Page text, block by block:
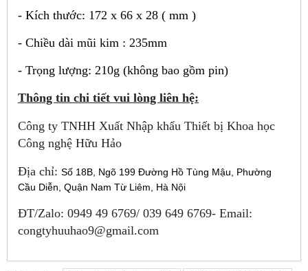
- Kích thước: 172 x 66 x 28 ( mm )
- Chiều dài mũi kim : 235mm
- Trọng lượng: 210g (không bao gồm pin)
Thông tin chi tiết vui lòng liên hệ:
Công ty TNHH Xuất Nhập khẩu Thiết bị Khoa học
Công nghệ Hữu Hảo
Địa chỉ: Số 18B, Ngõ 199 Đường Hồ Tùng Mậu, Phường
Cầu Diễn, Quận Nam Từ Liêm, Hà Nội
ĐT/Zalo: 0949 49 6769/ 039 649 6769- Email:
congtyhuuhao9@gmail.com